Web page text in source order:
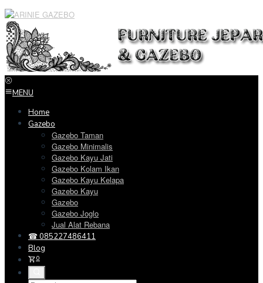
Loncat
ke
konten
MENU
Home
Gazebo
Gazebo Taman
Gazebo Minimalis
Gazebo Kayu Jati
Gazebo Kolam Ikan
Gazebo Kayu Kelapa
Gazebo Kayu
Gazebo
Gazebo Joglo
Jual Alat Rebana
☎ 085227486411
Blog
0